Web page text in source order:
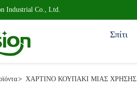
Industrial Co., Ltd.
Σπίτι
> ΧΑΡΤΙΝΟ ΚΟΥΠΑΚΙ ΜΙΑΣ ΧΡΗΣΗΣ